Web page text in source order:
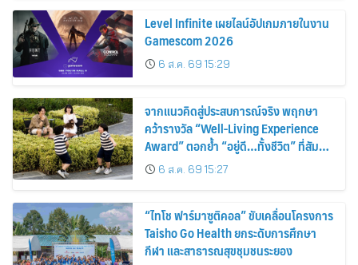
Level Infinite เผยไลน์อัปเกมภายในงาน
Gamescom 2026
6 ส.ค. 69 15:29
จากแนวคิดสู่ประสบการณ์จริง พฤกษา
คว้ารางวัล “Well-Living Experience
Award” ตอกย้ำ “อยู่ดี…ทั้งชีวิต” ที่สัมผัส
ได้ในทุกวัน
6 ส.ค. 69 15:27
“ไทโช ฟาร์มาซูติคอล” ขับเคลื่อนโครงการ
Taisho Go Health ยกระดับการศึกษา
กีฬา และสาธารณสุขชุมชนระยอง